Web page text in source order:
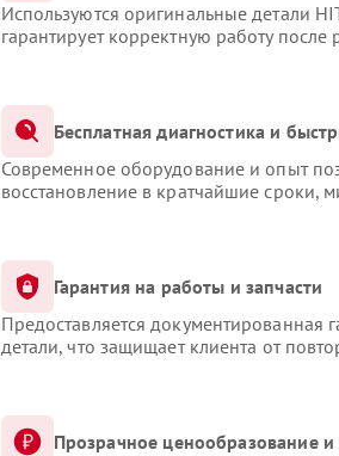
Используются оригинальные детали
гарантирует корректную работу
Бесплатная диагностика и
Современное оборудование и опыт
восстановление в кратчайшие сроки,
Гарантия на работы и запчасти
Предоставляется
детали, что защищает клиента от
Прозрачное ценообразование и